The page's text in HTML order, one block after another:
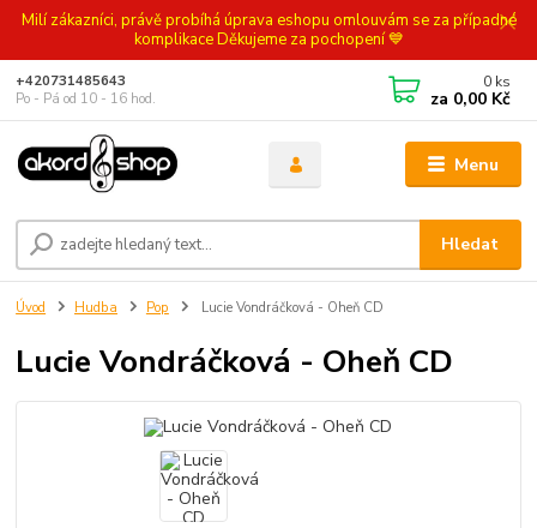
Milí zákazníci, právě probíhá úprava eshopu omlouvám se za případné
komplikace Děkujeme za pochopení 💙
Menu
Hledat
+420731485643
Po - Pá od 10 - 16 hod.
0 ks
za 0,00 Kč
Úvod Hudba Pop Lucie Vondráčková - Oheň CD
Lucie Vondráčková - Oheň CD